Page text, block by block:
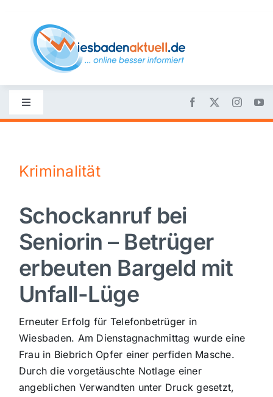
content
Toggle
Navigation
Nachrichten
Politik
Wirtschaft
Sport
Kultur
Panorama
Kriminalität
Schockanruf bei
Seniorin – Betrüger
erbeuten Bargeld mit
Unfall-Lüge
Erneuter Erfolg für Telefonbetrüger in
Wiesbaden. Am Dienstagnachmittag wurde eine
Frau in Biebrich Opfer einer perfiden Masche.
Durch die vorgetäuschte Notlage einer
angeblichen Verwandten unter Druck gesetzt,